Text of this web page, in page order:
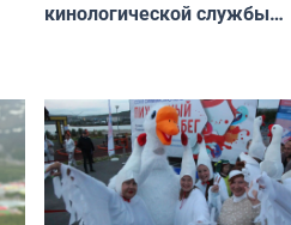
кинологической службы